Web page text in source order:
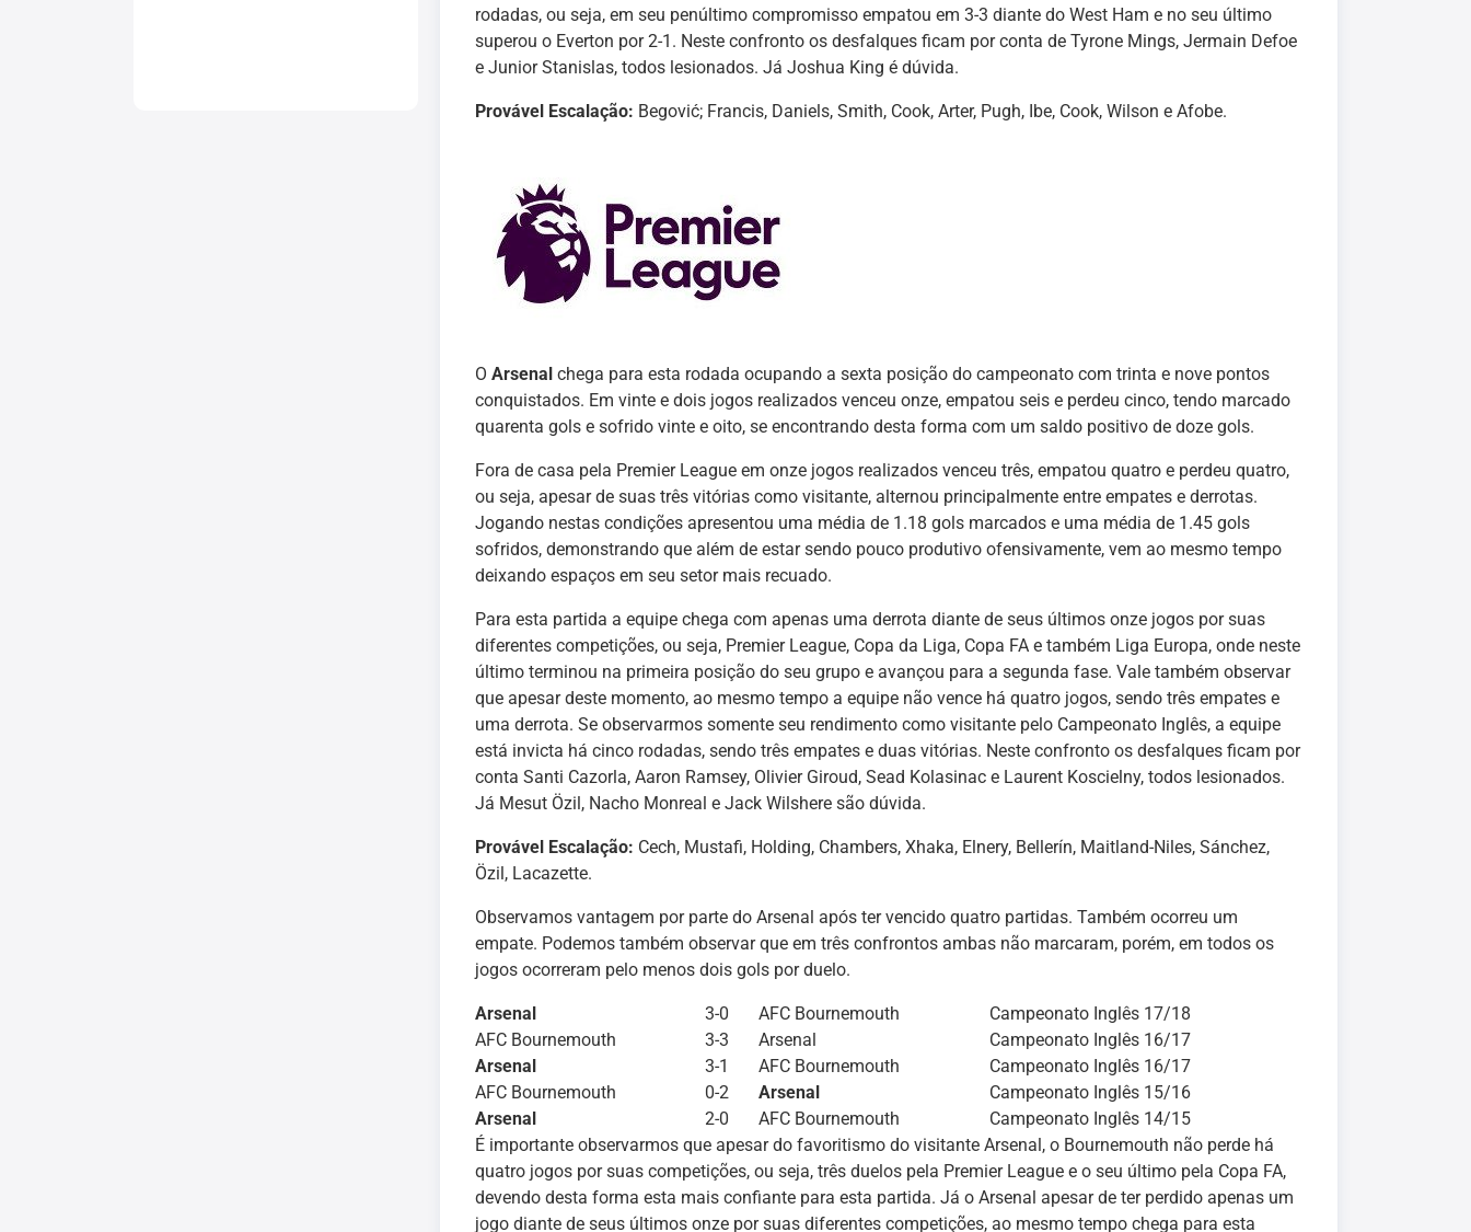
rodadas, ou seja, em seu penúltimo compromisso empatou em 3-3 diante do West Ham e no seu último
superou o Everton por 2-1. Neste confronto os desfalques ficam por conta de Tyrone Mings, Jermain Defoe
e Junior Stanislas, todos lesionados. Já Joshua King é dúvida.
Provável Escalação: Begović; Francis, Daniels, Smith, Cook, Arter, Pugh, Ibe, Cook, Wilson e Afobe.
O Arsenal chega para esta rodada ocupando a sexta posição do campeonato com trinta e nove pontos
conquistados. Em vinte e dois jogos realizados venceu onze, empatou seis e perdeu cinco, tendo marcado
quarenta gols e sofrido vinte e oito, se encontrando desta forma com um saldo positivo de doze gols.
Fora de casa pela Premier League em onze jogos realizados venceu três, empatou quatro e perdeu quatro,
ou seja, apesar de suas três vitórias como visitante, alternou principalmente entre empates e derrotas.
Jogando nestas condições apresentou uma média de 1.18 gols marcados e uma média de 1.45 gols
sofridos, demonstrando que além de estar sendo pouco produtivo ofensivamente, vem ao mesmo tempo
deixando espaços em seu setor mais recuado.
Para esta partida a equipe chega com apenas uma derrota diante de seus últimos onze jogos por suas
diferentes competições, ou seja, Premier League, Copa da Liga, Copa FA e também Liga Europa, onde neste
último terminou na primeira posição do seu grupo e avançou para a segunda fase. Vale também observar
que apesar deste momento, ao mesmo tempo a equipe não vence há quatro jogos, sendo três empates e
uma derrota. Se observarmos somente seu rendimento como visitante pelo Campeonato Inglês, a equipe
está invicta há cinco rodadas, sendo três empates e duas vitórias. Neste confronto os desfalques ficam por
conta Santi Cazorla, Aaron Ramsey, Olivier Giroud, Sead Kolasinac e Laurent Koscielny, todos lesionados.
Já Mesut Özil, Nacho Monreal e Jack Wilshere são dúvida.
Provável Escalação: Cech, Mustafi, Holding, Chambers, Xhaka, Elnery, Bellerín, Maitland-Niles, Sánchez,
Özil, Lacazette.
Observamos vantagem por parte do Arsenal após ter vencido quatro partidas. Também ocorreu um
empate. Podemos também observar que em três confrontos ambas não marcaram, porém, em todos os
jogos ocorreram pelo menos dois gols por duelo.
Arsenal 3-0 AFC Bournemouth
Campeonato Inglês 17/18
AFC Bournemouth
3-3 Arsenal
Campeonato Inglês 16/17
Arsenal
3-1 AFC Bournemouth
Campeonato Inglês 16/17
AFC Bournemouth
0-2 Arsenal
Campeonato Inglês 15/16
Arsenal
2-0 AFC Bournemouth
Campeonato Inglês 14/15
É importante observarmos que apesar do favoritismo do visitante Arsenal, o Bournemouth não perde há
quatro jogos por suas competições, ou seja, três duelos pela Premier League e o seu último pela Copa FA,
devendo desta forma esta mais confiante para esta partida. Já o Arsenal apesar de ter perdido apenas um
jogo diante de seus últimos onze por suas diferentes competições, ao mesmo tempo chega para esta